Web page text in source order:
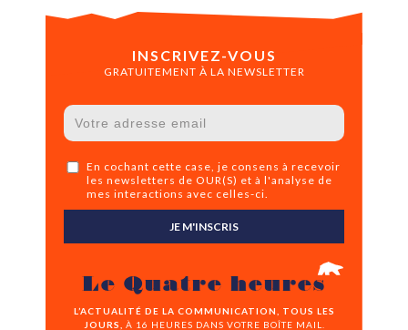
INSCRIVEZ-VOUS
GRATUITEMENT À LA NEWSLETTER
En cochant cette case, je consens à recevoir
les newsletters de OUR(S) et à l'analyse de
mes interactions avec celles-ci.
JE M'INSCRIS
Le Quatre heures
L’ACTUALITÉ DE LA COMMUNICATION, TOUS LES
JOURS,
À 16 HEURES DANS VOTRE BOÎTE MAIL.